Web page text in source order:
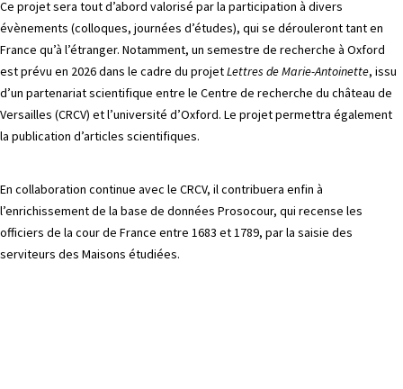
Ce projet sera tout d’abord valorisé par la participation à divers
évènements (colloques, journées d’études), qui se dérouleront tant en
France qu’à l’étranger. Notamment, un semestre de recherche à Oxford
est prévu en 2026 dans le cadre du projetLettres de Marie-Antoinette, issu
d’un partenariat scientifique entre le Centre de recherche du château de
Versailles (CRCV) et l’université d’Oxford. Le projet permettra également
la publication d’articles scientifiques.
En collaboration continue avec le CRCV, il contribuera enfin à
l’enrichissement de la base de données Prosocour, qui recense les
officiers de la cour de France entre 1683 et 1789, par la saisie des
serviteurs des Maisons étudiées.